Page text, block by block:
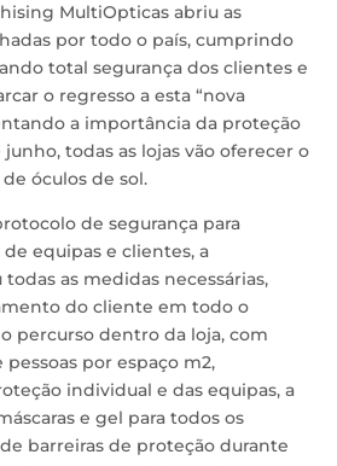
MultiOpticas abriu as
por todo o país, cumprindo
total segurança dos clientes e
o regresso a esta “nova
a importância da proteção
junho, todas as lojas vão oferecer o
de óculos de sol.
de segurança para
equipas e clientes, a
as medidas necessárias,
do cliente em todo o
percurso dentro da loja, com
por espaço m2,
individual e das equipas, a
e gel para todos os
barreiras de proteção durante